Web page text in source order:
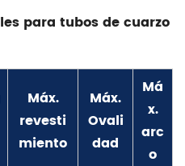
para tubos de cuarzo
Máx.
revesti
miento
Máx.
Ovali
dad
Má
x.
arc
o